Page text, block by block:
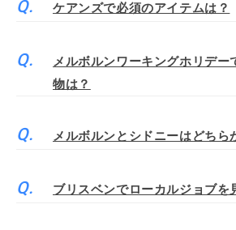
ケアンズで必須のアイテムは？
メルボルンワーキングホリデー
物は？
メルボルンとシドニーはどちら
ブリスベンでローカルジョブを